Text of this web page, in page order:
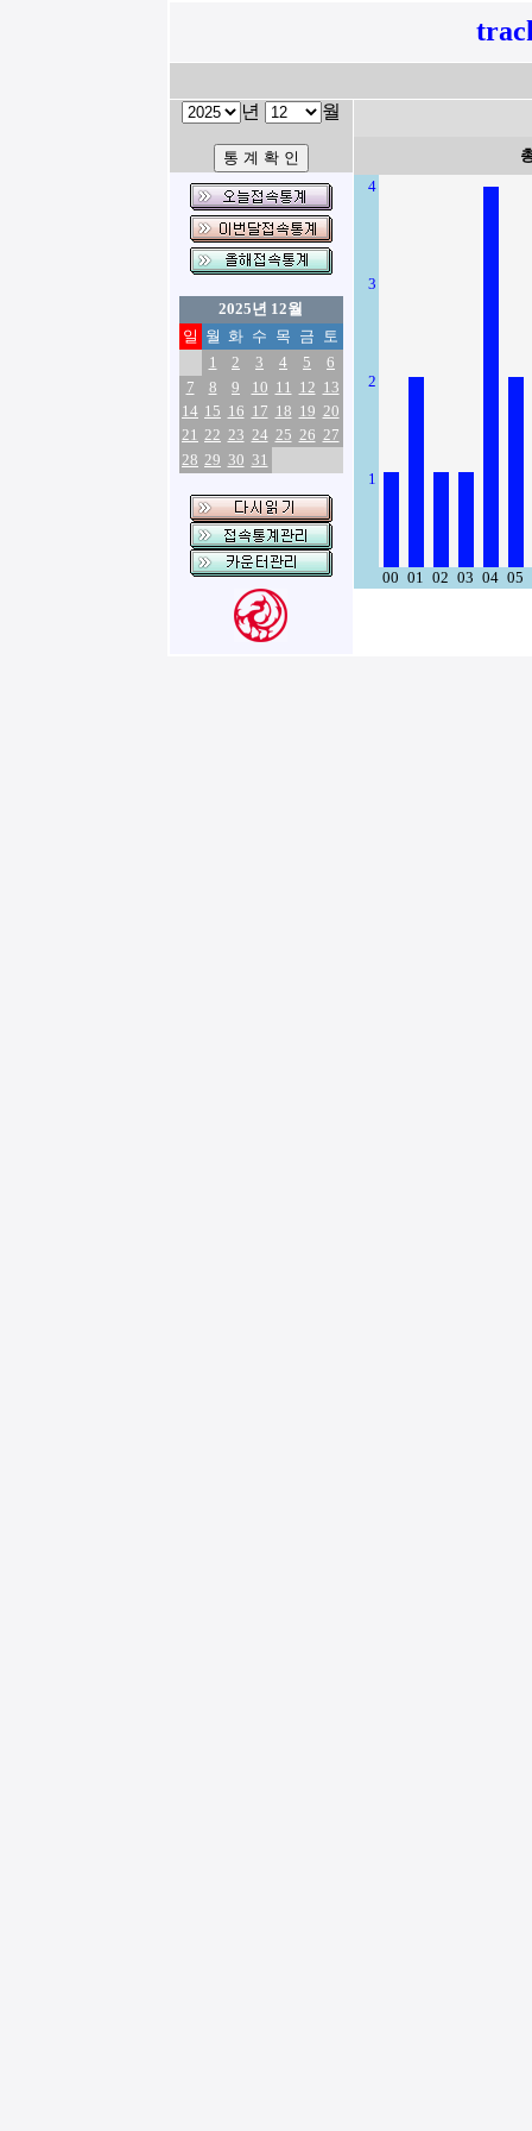
년 월
2025년 12월
일 월 화 수 목 금 토
1
2 3 4 5
6
7
8 9 10 11 12 13
14 15 16 17 18 19 20
21 22 23 24 25 26 27
28 29 30 31
4
3
2
1
00 01 02 03 04 05